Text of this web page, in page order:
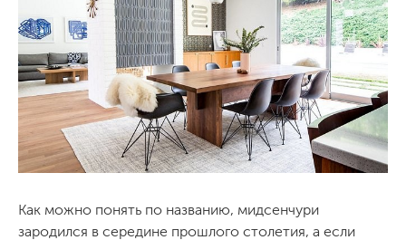
Как можно понять по названию, мидсенчури
зародился в середине прошлого столетия, а если